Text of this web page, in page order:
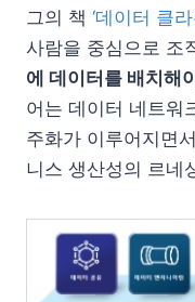
그의 책 ‘데이터 클
사람을 중심으로 조
에 데이터를 배치해
어는 데이터 네트워
주화가 이루어지면
니스 생산성의 르네